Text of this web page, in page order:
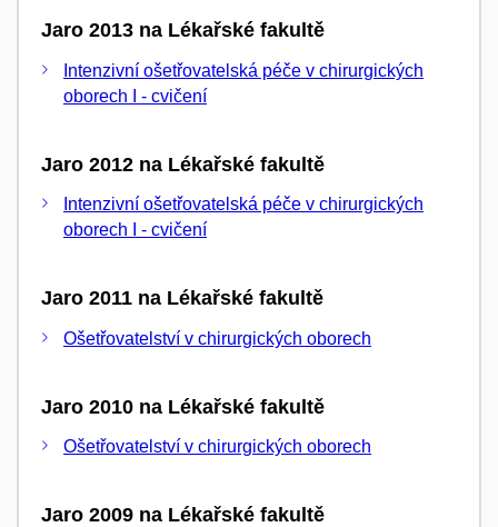
Jaro 2013 na Lékařské fakultě
Intenzivní ošetřovatelská péče v chirurgických
oborech I - cvičení
Jaro 2012 na Lékařské fakultě
Intenzivní ošetřovatelská péče v chirurgických
oborech I - cvičení
Jaro 2011 na Lékařské fakultě
Ošetřovatelství v chirurgických oborech
Jaro 2010 na Lékařské fakultě
Ošetřovatelství v chirurgických oborech
Jaro 2009 na Lékařské fakultě